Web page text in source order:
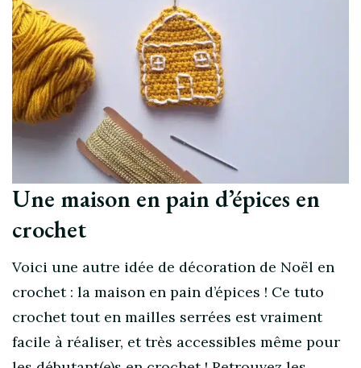
Une maison en pain d’épices en
crochet
Voici une autre idée de décoration de Noël en
crochet : la maison en pain d’épices ! Ce tuto
crochet tout en mailles serrées est vraiment
facile à réaliser, et très accessibles même pour